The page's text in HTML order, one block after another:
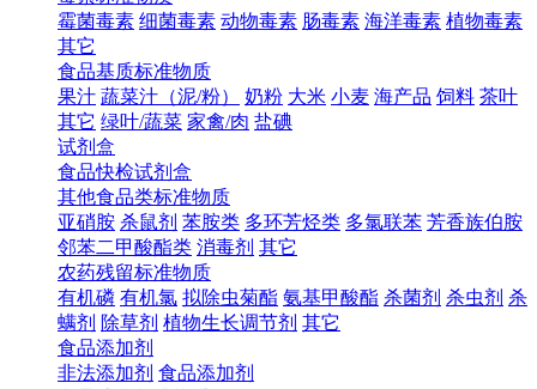
霉菌毒素 细菌毒素 动物毒素 肠毒素 海洋毒素 植物毒素
其它
食品基质标准物质
果汁 蔬菜汁（泥/粉） 奶粉 大米 小麦 海产品 饲料 茶叶
其它 绿叶/蔬菜 家禽/肉 盐碘
试剂盒
食品快检试剂盒
其他食品类标准物质
亚硝胺 杀鼠剂 苯胺类 多环芳烃类 多氯联苯 芳香族伯胺
邻苯二甲酸酯类 消毒剂 其它
农药残留标准物质
有机磷 有机氯 拟除虫菊酯 氨基甲酸酯 杀菌剂 杀虫剂 杀
螨剂 除草剂 植物生长调节剂 其它
食品添加剂
非法添加剂 食品添加剂